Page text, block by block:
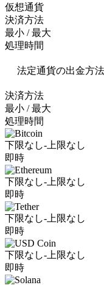
仮想通貨
決済方法
最小 / 最大
処理時間
法定通貨の出金方
決済方法
最小 / 最大
処理時間
下限なし-上限なし
即時
下限なし-上限なし
即時
下限なし-上限なし
即時
下限なし-上限なし
即時